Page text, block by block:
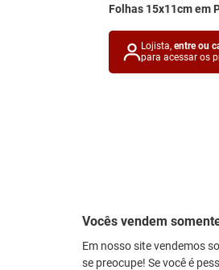
Folhas 15x11cm em
Lojista, entre ou
para acessar os
Vocês vendem
Em nosso site vendemos
se preocupe! Se você é